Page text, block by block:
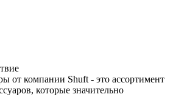
от компании Shuft - это ассортимент
которые значительно